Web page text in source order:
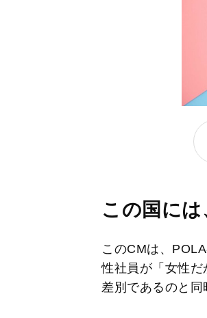
この国に
このCMは、
性社員が「女性
差別であるのと同